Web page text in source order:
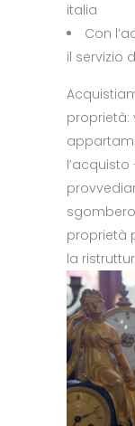
italia
Con
il servizio
proprietà:
proprietà
la